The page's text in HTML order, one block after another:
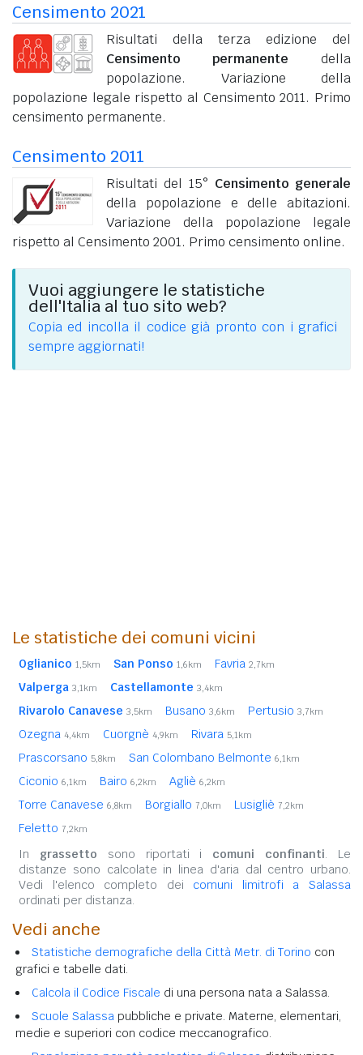
Censimento 2021
Risultati della terza edizione del
Censimento permanente della
popolazione. Variazione della
popolazione legale rispetto al Censimento 2011. Primo
censimento permanente.
Censimento 2011
Risultati del 15° Censimento generale
della popolazione e delle abitazioni.
Variazione della popolazione legale
rispetto al Censimento 2001. Primo censimento online.
Vuoi aggiungere le statistiche
dell'Italia al tuo sito web?
Copia ed incolla il codice già pronto con i grafici
sempre aggiornati!
Le statistiche dei comuni vicini
Oglianico 1,5km San Ponso 1,6km Favria 2,7km
Valperga 3,1km Castellamonte 3,4km
Rivarolo Canavese 3,5km Busano 3,6km Pertusio 3,7km
Ozegna 4,4km Cuorgnè 4,9km Rivara 5,1km
Prascorsano 5,8km San Colombano Belmonte 6,1km
Ciconio 6,1km Bairo 6,2km Agliè 6,2km
Torre Canavese 6,8km Borgiallo 7,0km Lusigliè 7,2km
Feletto 7,2km
In grassetto sono riportati i comuni confinanti. Le
distanze sono calcolate in linea d'aria dal centro urbano.
Vedi l'elenco completo dei comuni limitrofi a Salassa
ordinati per distanza.
Vedi anche
Statistiche demografiche della Città Metr. di Torino con
grafici e tabelle dati.
Calcola il Codice Fiscale di una persona nata a Salassa.
Scuole Salassa pubbliche e private. Materne, elementari,
medie e superiori con codice meccanografico.